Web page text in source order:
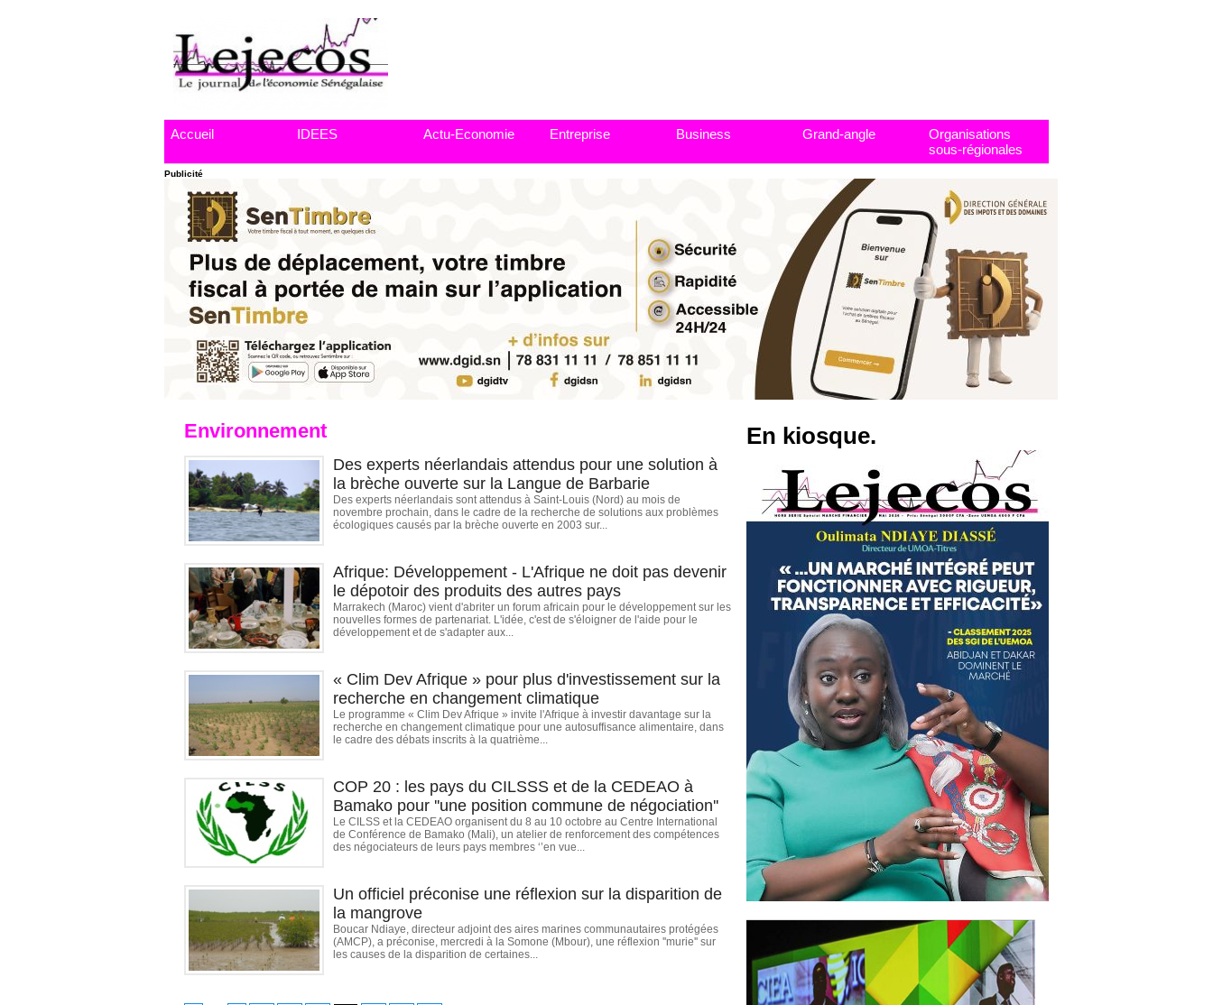
Accueil IDEES Actu-Economie Entreprise Business Grand-angle
Organisations
sous-régionales
Publicité
Environnement
Des experts néerlandais attendus pour une solution à
la brèche ouverte sur la Langue de Barbarie
Des experts néerlandais sont attendus à Saint-Louis (Nord) au mois de
novembre prochain, dans le cadre de la recherche de solutions aux problèmes
écologiques causés par la brèche ouverte en 2003 sur...
Afrique: Développement - L'Afrique ne doit pas devenir
le dépotoir des produits des autres pays
Marrakech (Maroc) vient d'abriter un forum africain pour le développement sur les
nouvelles formes de partenariat. L'idée, c'est de s'éloigner de l'aide pour le
développement et de s'adapter aux...
« Clim Dev Afrique » pour plus d'investissement sur la
recherche en changement climatique
Le programme « Clim Dev Afrique » invite l'Afrique à investir davantage sur la
recherche en changement climatique pour une autosuffisance alimentaire, dans
le cadre des débats inscrits à la quatrième...
COP 20 : les pays du CILSSS et de la CEDEAO à
Bamako pour ''une position commune de négociation''
Le CILSS et la CEDEAO organisent du 8 au 10 octobre au Centre International
de Conférence de Bamako (Mali), un atelier de renforcement des compétences
des négociateurs de leurs pays membres ‘’en vue...
Un officiel préconise une réflexion sur la disparition de
la mangrove
Boucar Ndiaye, directeur adjoint des aires marines communautaires protégées
(AMCP), a préconise, mercredi à la Somone (Mbour), une réflexion ''murie'' sur
les causes de la disparition de certaines...
En kiosque.